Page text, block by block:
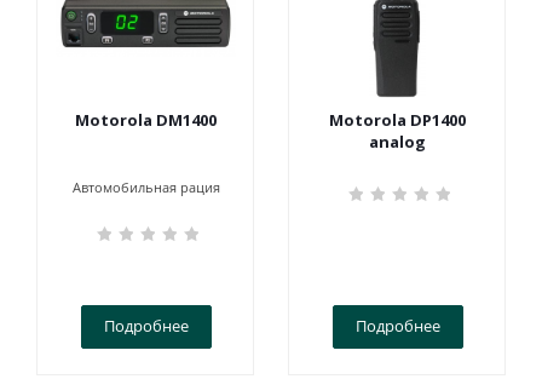
Motorola DM1400
Автомобильная рация
Подробнее
Motorola DP1400
analog
Подробнее